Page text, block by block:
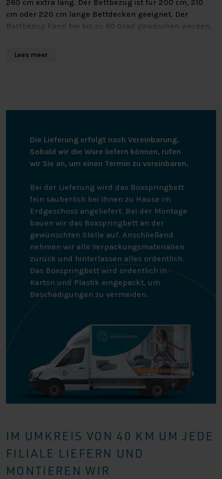
260 cm extra lang. Der Bettbezug ist für 200 cm, 210
cm oder 220 cm lange Bettdecken geeignet. Der
Bettbezug kann bei bis zu 60 Grad gewaschen werden,
Initiative (BCI).
Lees meer
Die Lieferung erfolgt nach Vereinbarung.
Sobald wir die Ware liefern können, rufen
wir Sie an, um einen Termin zu vereinbaren.
Bei der Lieferung wird das Boxspringbett
fein säuberlich bei Ihnen zu Hause im
Erdgeschoss angeliefert. Bei der Montage
bauen wir das Boxspringbett an der
gewünschten Stelle auf. Anschließend
nehmen wir alle Verpackungsmaterialien
zurück und hinterlassen alles ordentlich.
Das Boxspringbett wird ordentlich in
Karton und Plastik eingepackt, um
Beschädigungen zu vermeiden.
IM UMKREIS VON 40 KM UM JEDE
FILIALE LIEFERN UND
MONTIEREN WIR